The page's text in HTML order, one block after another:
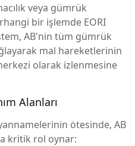
veya gümrük
bir işlemde EORI
AB'nin tüm gümrük
mal hareketlerinin
olarak izlenmesine
Alanları
ötesinde, AB
kritik rol oynar: